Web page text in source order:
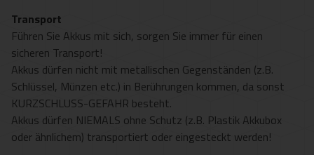
Transport
Führen Sie Akkus mit sich, sorgen Sie immer für einen
sicheren Transport!
Akkus dürfen nicht mit metallischen Gegenständen (z.B.
Schlüssel, Münzen etc.) in Berührungen kommen, da sonst
KURZSCHLUSS-GEFAHR besteht.
Akkus dürfen NIEMALS ohne Schutz (z.B. Plastik Akkubox
oder ähnlichem) transportiert oder eingesteckt werden!